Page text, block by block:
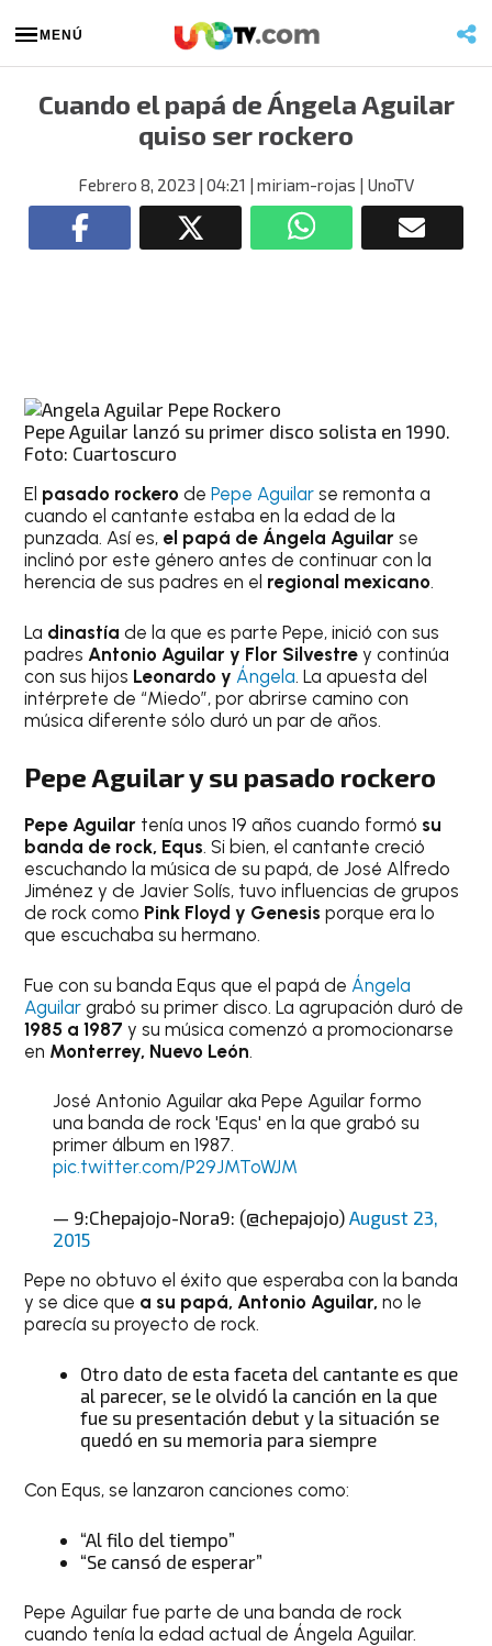
MENÚ
Cuando el papá de Ángela Aguilar
quiso ser rockero
Febrero 8, 2023 | 04:21 | miriam-rojas | UnoTV
Pepe Aguilar lanzó su primer disco solista en 1990.
Foto: Cuartoscuro
El pasado rockero dePepe Aguilar se remonta a
cuando el cantante estaba en la edad de la
punzada. Así es, el papá de Ángela Aguilar se
inclinó por este género antes de continuar con la
herencia de sus padres en el regional mexicano.
La dinastíade la que es parte Pepe, inició con sus
padres Antonio Aguilar y Flor Silvestre y continúa
con sus hijos Leonardo y Ángela. La apuesta del
intérprete de “Miedo”, por abrirse camino con
música diferente sólo duró un par de años.
Pepe Aguilar y su pasado rockero
Pepe Aguilar tenía unos 19 años cuando formó su
banda de rock, Equs. Si bien, el cantante creció
escuchando la música de su papá, de José Alfredo
Jiménez y de Javier Solís, tuvo influencias de grupos
de rock como Pink Floyd y Genesis porque era lo
que escuchaba su hermano.
Fue con su banda Equs que el papá de Ángela
Aguilar grabó su primer disco. La agrupación duró de
1985 a 1987 y su música comenzó a promocionarse
en Monterrey, Nuevo León.
José Antonio Aguilar aka Pepe Aguilar formo
una banda de rock 'Equs' en la que grabó su
primer álbum en 1987.
pic.twitter.com/P29JMToWJM
— 9:Chepajojo-Nora9: (@chepajojo) August 23,
2015
Pepe no obtuvo el éxito que esperaba con la banda
y se dice que a su papá, Antonio Aguilar, no le
parecía su proyecto de rock.
Otro dato de esta faceta del cantante es que
al parecer, se le olvidó la canción en la que
fue su presentación debut y la situación se
quedó en su memoria para siempre
Con Equs, se lanzaron canciones como:
“Al filo del tiempo”
“Se cansó de esperar”
Pepe Aguilar fue parte de una banda de rock
cuando tenía la edad actual de Ángela Aguilar.